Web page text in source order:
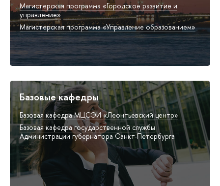
Магистерская программа «Городское развитие и
управление»
Магистерская программа «Управление образованием»
Базовые кафедры
Базовая кафедра МЦСЭИ «Леонтьевский центр»
Базовая кафедра государственной службы
Администрации губернатора Санкт-Петербурга